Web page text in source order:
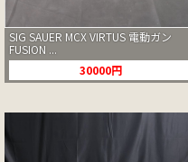
SIG SAUER MCX VIRTUS 電動ガン
FUSION ...
30000円